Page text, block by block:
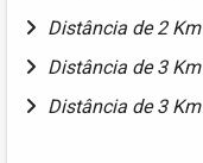
Distância de 2 Km
Distância de 3 Km
Distância de 3 Km